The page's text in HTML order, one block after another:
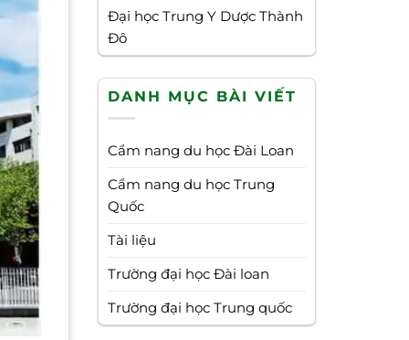
Đại học Trung Y Dược Thành
Đô
DANH MỤC BÀI VIẾT
Cẩm nang du học Đài Loan
Cẩm nang du học Trung
Quốc
Tài liệu
Trường đại học Đài loan
Trường đại học Trung quốc